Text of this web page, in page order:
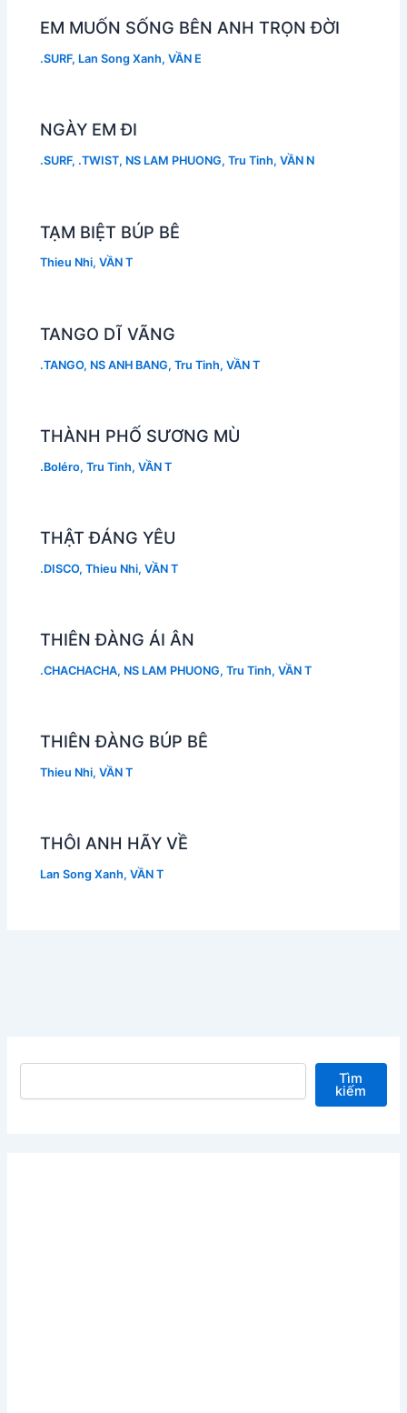
EM MUỐN SỐNG BÊN ANH TRỌN ĐỜI
.SURF, Lan Song Xanh,VẦN E
NGÀY EM ĐI
.SURF, .TWIST, NS LAM PHUONG,Tru Tinh,VẦN N
TẠM BIỆT BÚP BÊ
Thieu Nhi,VẦN T
TANGO DĨ VÃNG
.TANGO, NS ANH BANG,Tru Tinh,VẦN T
THÀNH PHỐ SƯƠNG MÙ
.Boléro,Tru Tinh,VẦN T
THẬT ĐÁNG YÊU
.DISCO,Thieu Nhi,VẦN T
THIÊN ĐÀNG ÁI ÂN
.CHACHACHA, NS LAM PHUONG,Tru Tinh,VẦN T
THIÊN ĐÀNG BÚP BÊ
Thieu Nhi,VẦN T
THÔI ANH HÃY VỀ
Lan Song Xanh,VẦN T
Tìm kiếm Tìm
kiếm